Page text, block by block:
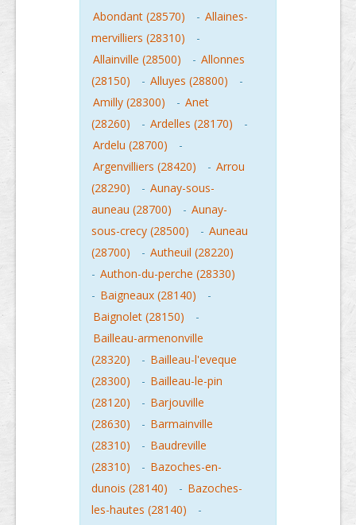
Abondant (28570)
- Allaines-
mervilliers (28310)
-
Allainville (28500)
- Allonnes
(28150)
- Alluyes (28800)
-
Amilly (28300)
- Anet
(28260)
- Ardelles (28170)
-
Ardelu (28700)
-
Argenvilliers (28420)
- Arrou
(28290)
- Aunay-sous-
auneau (28700)
- Aunay-
sous-crecy (28500)
- Auneau
(28700)
- Autheuil (28220)
- Authon-du-perche (28330)
- Baigneaux (28140)
-
Baignolet (28150)
-
Bailleau-armenonville
(28320)
- Bailleau-l'eveque
(28300)
- Bailleau-le-pin
(28120)
- Barjouville
(28630)
- Barmainville
(28310)
- Baudreville
(28310)
- Bazoches-en-
dunois (28140)
- Bazoches-
les-hautes (28140)
-